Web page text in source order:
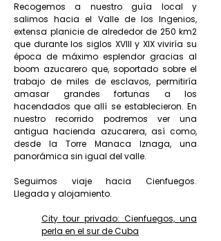
Recogemos a nuestro guía local y
salimos hacia el Valle de los Ingenios,
extensa planicie de alrededor de 250 km2
que durante los siglos XVIII y XIX viviría su
época de máximo esplendor gracias al
boom azucarero que, soportado sobre el
trabajo de miles de esclavos, permitiría
amasar grandes fortunas a los
hacendados que allí se establecieron. En
nuestro recorrido podremos ver una
antigua hacienda azucarera, así como,
desde la Torre Manaca Iznaga, una
panorámica sin igual del valle.
Seguimos viaje hacia Cienfuegos.
Llegada y alojamiento.
City tour privado: Cienfuegos, una
perla en el sur de Cuba